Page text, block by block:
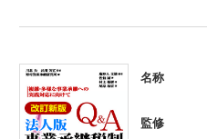
名称
監修